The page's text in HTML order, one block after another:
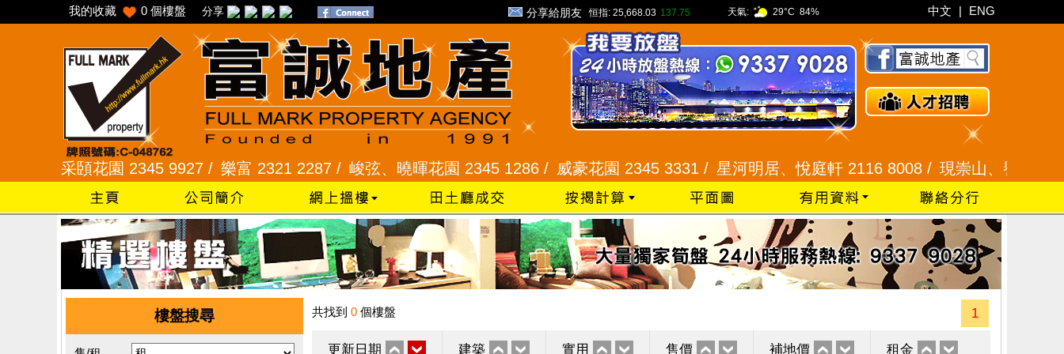
我的收藏 0 個樓盤 分享 分享給朋友 恒指: 25,668.03 137.75 天氣: 29°C 84% 中文 | ENG
采頣花園 2345 9927 /樂富 2321 2287 /峻弦、曉暉花園 2345 1286 /威豪花園 2345 3331 /星河明居、悅庭軒 2116 8008 /現崇山、譽港灣 2345
樓盤搜尋 共找到 0 個樓盤 1
更新日期 建築 實用 售價 補地價 租金